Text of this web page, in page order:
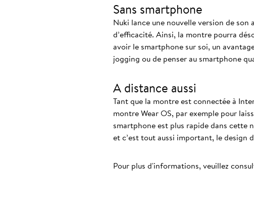
Sans smartphone
Nuki lance une nouvelle version de
d’efficacité. Ainsi, la montre pourra
avoir le smartphone sur soi, un
jogging ou de penser au smartphone
A distance aussi
Tant que la montre est connectée à
montre Wear OS, par exemple pour
smartphone est plus rapide dans cette
et c’est tout aussi important, le design
Pour plus d'informations, veuillez